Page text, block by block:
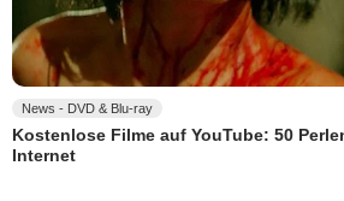
News - DVD & Blu-ray
Kostenlose Filme auf YouTube: 50
Internet